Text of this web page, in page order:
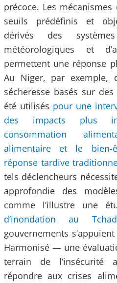
précoce. Les
seuils prédéfinis et
dérivés des
météorologiques et
permettent une réponse
Au Niger, par exemple,
sécheresse basés sur
été utilisés pour une
des impacts plus
consommation
alimentaire et le
réponse tardive
tels déclencheurs
approfondie des
comme l’illustre une
d’inondation au Tchad
gouvernements
Harmonisé — une
terrain de l’insécurité
répondre aux crises